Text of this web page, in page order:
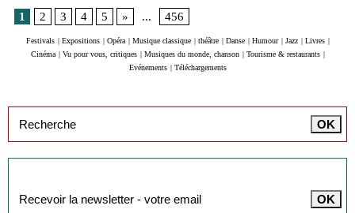
1
2 3 4 5 » ... 456
Festivals | Expositions | Opéra | Musique classique | théâtre | Danse | Humour | Jazz | Livres |
Cinéma | Vu pour vous, critiques | Musiques du monde, chanson | Tourisme & restaurants |
Evénements | Téléchargements